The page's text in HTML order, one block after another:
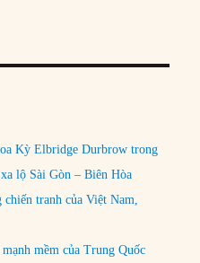
Kỳ Elbridge Durbrow trong
lộ Sài Gòn – Biên Hòa
tranh của Việt Nam,
mềm của Trung Quốc